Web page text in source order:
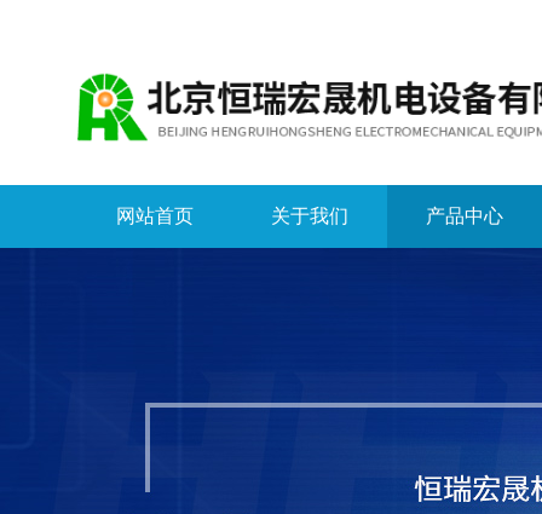
网站首页 关于我们 产品中心